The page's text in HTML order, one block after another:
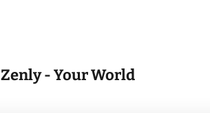
Zenly - Your World